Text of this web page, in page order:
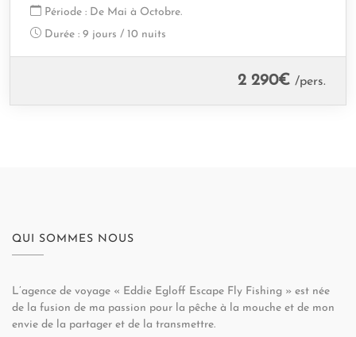
Période : De Mai à Octobre.
Durée : 9 jours / 10 nuits
2 290€ /pers.
QUI SOMMES NOUS
L’agence de voyage « Eddie Egloff Escape Fly Fishing » est née
de la fusion de ma passion pour la pêche à la mouche et de mon
envie de la partager et de la transmettre.